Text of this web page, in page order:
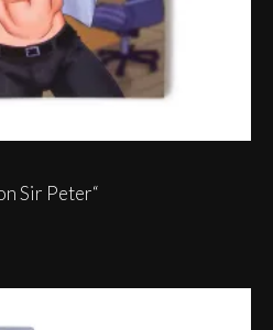
Sir Peter“